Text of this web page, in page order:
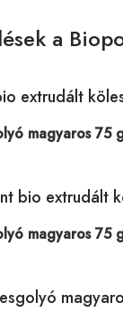
a
extrudált
magyaros 75
bio
magyaros 75